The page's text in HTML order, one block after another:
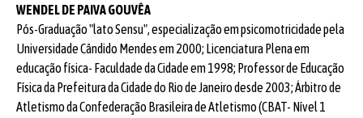
WENDEL DE PAIVA GOUVÊA
Pós-Graduação "lato Sensu", especialização em psicomotricidade pela
Universidade Cândido Mendes em 2000; Licenciatura Plena em
educação física- Faculdade da Cidade em 1998; Professor de Educação
Física da Prefeitura da Cidade do Rio de Janeiro desde 2003; Árbitro de
Atletismo da Confederação Brasileira de Atletismo (CBAT- Nível 1